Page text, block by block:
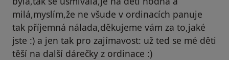
milá,myslím,že ne všude v ordinacích panuje
tak příjemná nálada,děkujeme vám za to,jaké
jste :) a jen tak pro zajímavost: už ted se mé děti
těší na další dárečky z ordinace :)